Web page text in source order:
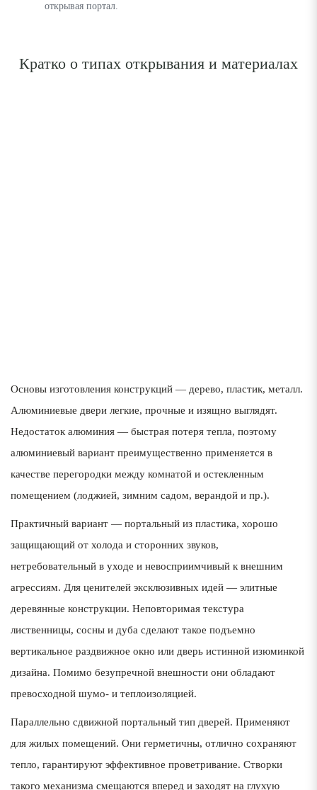
открывая портал.
Кратко о типах открывания и материалах
Основы изготовления конструкций — дерево, пластик, металл.
Алюминиевые двери легкие, прочные и изящно выглядят.
Недостаток алюминия — быстрая потеря тепла, поэтому
алюминиевый вариант преимущественно применяется в
качестве перегородки между комнатой и остекленным
помещением (лоджией, зимним садом, верандой и пр.).
Практичный вариант — портальный из пластика, хорошо
защищающий от холода и сторонних звуков,
нетребовательный в уходе и невосприимчивый к внешним
агрессиям. Для ценителей эксклюзивных идей — элитные
деревянные конструкции. Неповторимая текстура
лиственницы, сосны и дуба сделают такое подъемно
вертикальное раздвижное окно или дверь истинной изюминкой
дизайна. Помимо безупречной внешности они обладают
превосходной шумо- и теплоизоляцией.
Параллельно сдвижной портальный тип дверей. Применяют
для жилых помещений. Они герметичны, отлично сохраняют
тепло, гарантируют эффективное проветривание. Створки
такого механизма смещаются вперед и заходят на глухую